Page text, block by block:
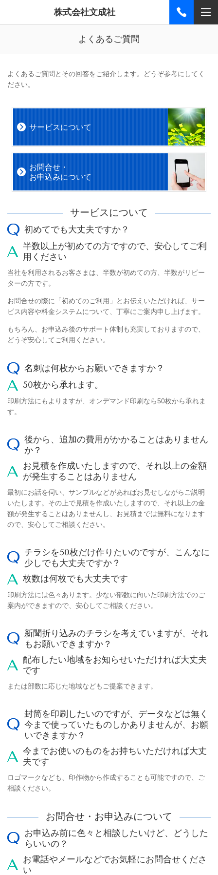
株式会社文成社
よくあるご質問
よくあるご質問とその回答をご紹介します。どうぞ参考にしてく
ださい。
サービスについて
お問合せ・
お申込みについて
サービスについて
初めてでも大丈夫ですか？
半数以上が初めての方ですので、安心してご利
用ください
当社を利用されるお客さまは、半数が初めての方、半数がリピー
ターの方です。
お問合せの際に「初めてのご利用」とお伝えいただければ、サー
ビス内容や料金システムについて、丁寧にご案内申し上げます。
もちろん、お申込み後のサポート体制も充実しておりますので、
どうぞ安心してご利用ください。
名刺は何枚からお願いできますか？
50枚から承れます。
印刷方法にもよりますが、オンデマンド印刷なら50枚から承れま
す。
後から、追加の費用がかかることはありません
か？
お見積を作成いたしますので、それ以上の金額
が発生することはありません
最初にお話を伺い、サンプルなどがあればお見せしながらご説明
いたします。その上で見積を作成いたしますので、それ以上の金
額が発生することはありませんし、お見積までは無料になります
ので、安心してご相談ください。
チラシを50枚だけ作りたいのですが、こんなに
少しでも大丈夫ですか？
枚数は何枚でも大丈夫です
印刷方法には色々あります。少ない部数に向いた印刷方法でのご
案内ができますので、安心してご相談ください。
新聞折り込みのチラシを考えていますが、それ
もお願いできますか？
配布したい地域をお知らせいただければ大丈夫
です
または部数に応じた地域などもご提案できます。
封筒を印刷したいのですが、データなどは無く
今まで使っていたものしかありませんが、お願
いできますか？
今までお使いのものをお持ちいただければ大丈
夫です
ロゴマークなども、印作物から作成することも可能ですので、ご
相談ください。
お問合せ・お申込みについて
お申込み前に色々と相談したいけど、どうした
らいいの？
お電話やメールなどでお気軽にお問合せくださ
い